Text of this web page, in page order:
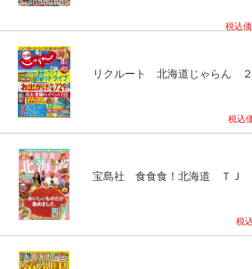
税込
リクルート 北海道じゃらん
税込
宝島社 食食食！北海道 Ｔ
税